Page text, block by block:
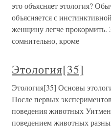
это объясняет этология?
объясняется с
женщину легче прокормить.
сомнительно, кроме
Этология[35]
Этология[35] Основы
После первых
поведения животных
поведением животных